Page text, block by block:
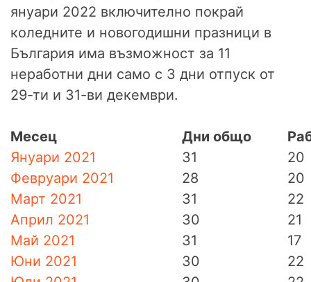
януари 2022 включително покрай
коледните и новогодишни празници в
България има възможност за 11
неработни дни само с 3 дни отпуск от
29-ти и 31-ви декември.
Месец Дни общо
Януари 2021
31
20
Февруари 2021
28
20
Март 2021
31
22
Април 2021
30
21
Май 2021
31
17
Юни 2021
30
22